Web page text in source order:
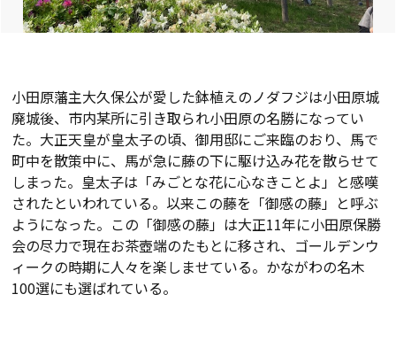
小田原藩主大久保公が愛した鉢植えのノダフジは小田原城
廃城後、市内某所に引き取られ小田原の名勝になってい
た。大正天皇が皇太子の頃、御用邸にご来臨のおり、馬で
町中を散策中に、馬が急に藤の下に駆け込み花を散らせて
しまった。皇太子は「みごとな花に心なきことよ」と感嘆
されたといわれている。以来この藤を「御感の藤」と呼ぶ
ようになった。この「御感の藤」は大正11年に小田原保勝
会の尽力で現在お茶壺端のたもとに移され、ゴールデンウ
ィークの時期に人々を楽しませている。かながわの名木
100選にも選ばれている。